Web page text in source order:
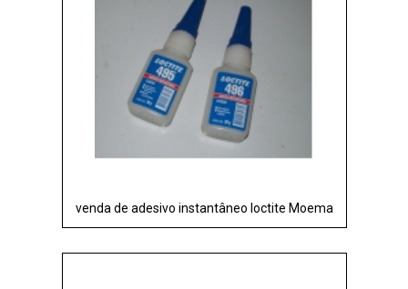
venda de adesivo instantâneo loctite Moema